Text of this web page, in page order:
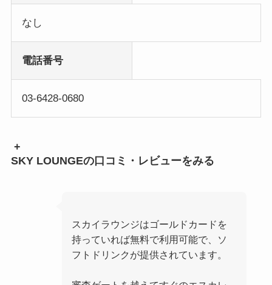
なし
電話番号
03-6428-0680
+
SKY LOUNGEの口コミ・レビューをみる
スカイラウンジはゴールドカードを
持っていれば無料で利用可能で、ソ
フトドリンクが提供されています。